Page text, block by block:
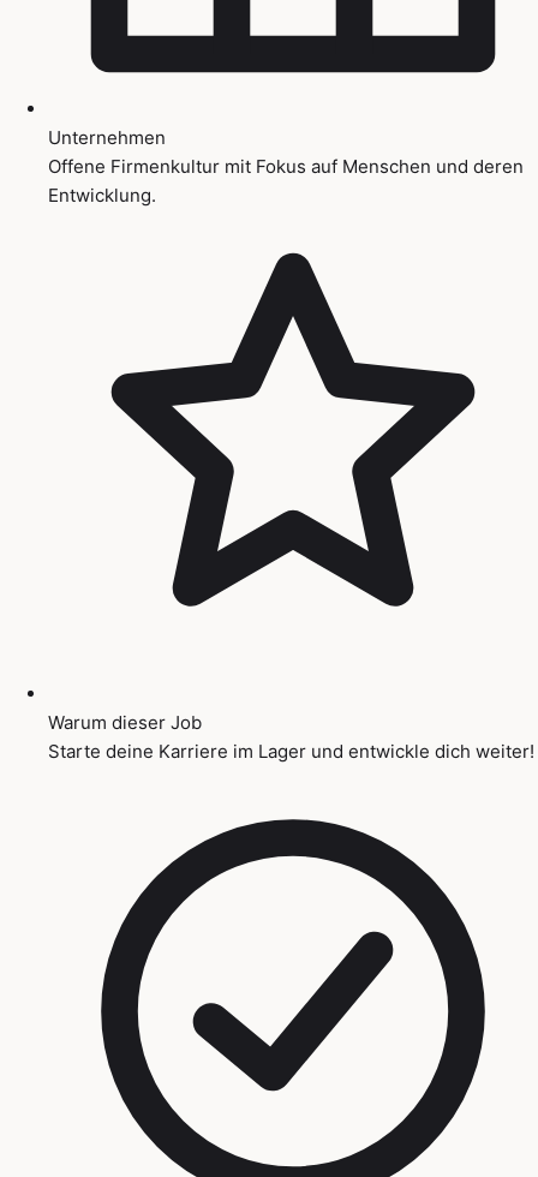
Unternehmen
Offene Firmenkultur mit Fokus auf Menschen und deren
Entwicklung.
Warum dieser Job
Starte deine Karriere im Lager und entwickle dich weiter!